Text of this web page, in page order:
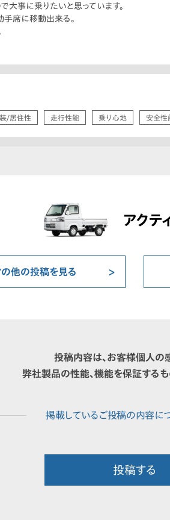
大事に乗りたいと思っています。
席に移動出来る。
/居住性 走行性能 乗り心地 安全性
アクテ
他の投稿を見る
投稿内容は、お客様個人の
弊社製品の性能、機能を保証するも
投稿する